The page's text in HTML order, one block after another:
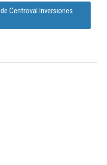
Centroval Inversiones